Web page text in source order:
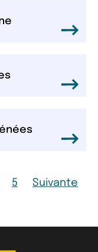
Page
5 Page
Suivante